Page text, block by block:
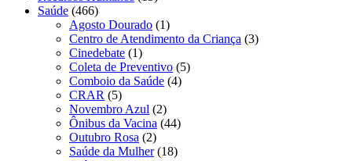
Saúde (466)
Agosto Dourado (1)
Centro de Atendimento da Criança (3)
Cinedebate (1)
Coleta de Preventivo (5)
Comboio da Saúde (4)
CRAR (5)
Novembro Azul (2)
Ônibus da Vacina (44)
Outubro Rosa (2)
Saúde da Mulher(18)